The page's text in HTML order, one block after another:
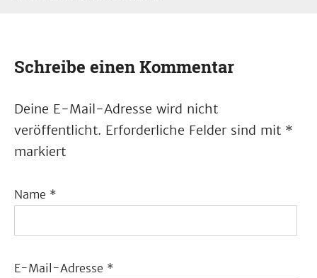
Schreibe einen Kommentar
Deine E-Mail-Adresse wird nicht
veröffentlicht. Erforderliche Felder sind mit *
markiert
Name *
E-Mail-Adresse *